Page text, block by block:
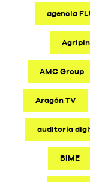
agencia
AMC Group
Aragón TV
auditoría
BIME